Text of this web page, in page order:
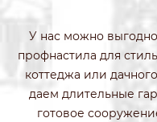
У нас можно выгодно
профнастила для
коттеджа или
даем длительные
готовое